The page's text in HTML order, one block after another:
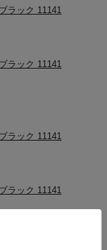
ラック 11141
ラック 11141
ラック 11141
ラック 11141